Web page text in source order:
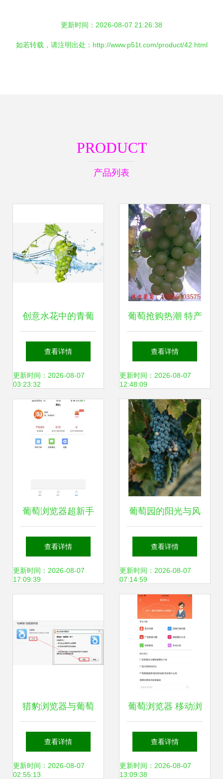
更新时间：2026-08-07 21:26:38
如若转载，请注明出处：http://www.p51t.com/product/42.html
PRODUCT
产品列表
创意水花中的青葡
萄 一抹清凉的视觉
盛宴
查看详情
更新时间：2026-08-07
03:23:32
葡萄抢购热潮 特产
直销优选指南
查看详情
更新时间：2026-08-07
12:48:09
葡萄浏览器超新手
教程 iPhone版下载
与2018版本回顾
查看详情
更新时间：2026-08-07
17:09:39
葡萄园的阳光与风
味 一场帕索罗伯斯
的葡萄酒之旅
查看详情
更新时间：2026-08-07
07:14:59
猎豹浏览器与葡萄
浏览器如何设置商
品对比功能？详细
查看详情
更新时间：2026-08-07
02:55:13
葡萄浏览器 移动浏
览新体验与2018版
iPhone下载指南
查看详情
更新时间：2026-08-07
13:09:38